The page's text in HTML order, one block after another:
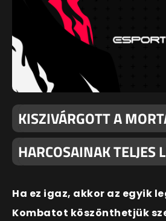
KISZIVÁRGOTT A
HARCOSAINAK TELJES
Ha ez igaz, akkor az egyik
Kombatot köszönthetjük